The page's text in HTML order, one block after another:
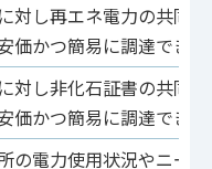
対し再エネ電力の共同
価かつ簡易に調達でき
対し非化石証書の共同
価かつ簡易に調達でき
の電力使用状況やニー